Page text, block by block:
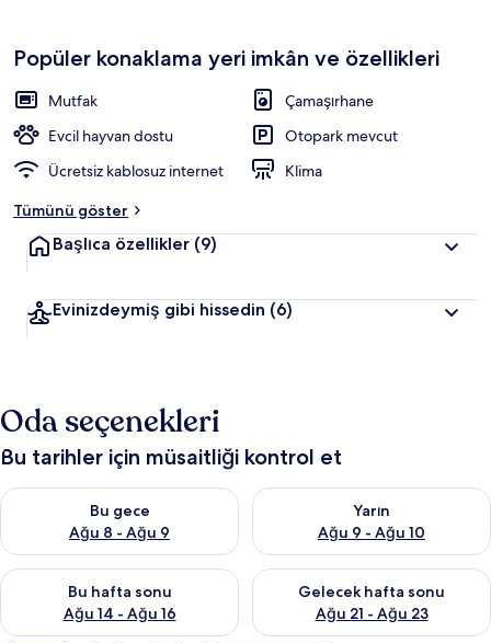
Popüler konaklama yeri imkân ve özellikleri
Mutfak
Çamaşırhane
Evcil hayvan dostu
Otopark mevcut
Ücretsiz kablosuz internet
Klima
Tümünü göster
Başlıca özellikler (9)
Evinizdeymiş gibi hissedin (6)
Oda seçenekleri
Bu tarihler için müsaitliği kontrol et
Bu gece
Ağu 8 - Ağu 9
Bu gece için müsaitliği kontrol et Ağu 8 - Ağu 9
Yarın
Ağu 9 - Ağu 10
Yarın için müsaitliği kontrol
Bu hafta sonu
Ağu 14 - Ağu 16
Bu hafta sonu için müsaitliği kontrol et Ağu 14 - Ağu 16
Gelecek hafta sonu
Ağu 21 - Ağu 23
Önümüzdeki hafta sonu için